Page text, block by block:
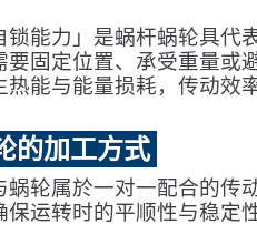
锁能力」是蜗杆蜗轮具代
要固定位置、承受重量或
能与能量损耗，传动效
的加工方式
蜗轮属於一对一配合的传
运转时的平顺性与稳定性